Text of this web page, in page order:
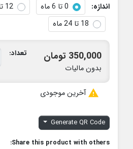
اندازه: 0 تا 6 ماه
12 تا 18 ماه
18 تا 24 ماه
350,000 تومان
بدون مالیات
تعداد:
 آخرین موجودی
Generate QR Code
Share this product with others: